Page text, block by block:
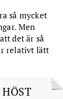
så mycket
Men
det är så
relativt lätt